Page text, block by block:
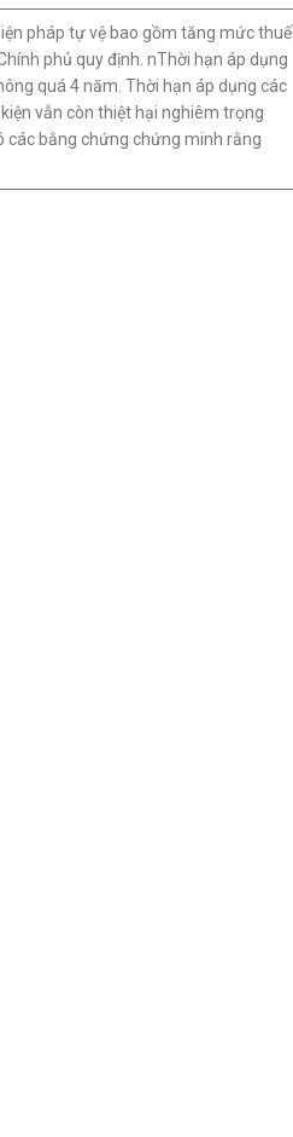
pháp tự vệ bao gồm tăng mức thuế
phủ quy định. nThời hạn áp dụng
quá 4 năm. Thời hạn áp dụng các
vẫn còn thiệt hại nghiêm trọng
các bằng chứng chứng minh rằng